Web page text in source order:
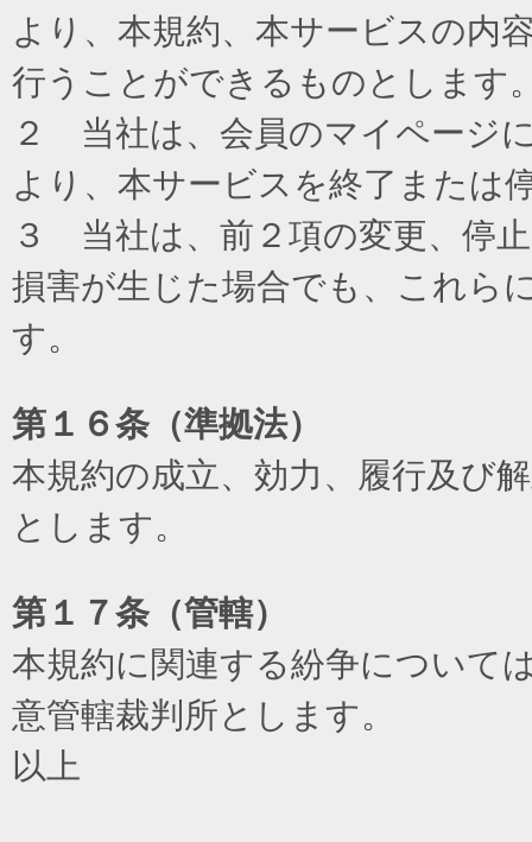
より、本規約、本サービスの内
行うことができるものとします
２ 当社は、会員のマイページ
より、本サービスを終了または
３ 当社は、前２項の変更、停
損害が生じた場合でも、これら
す。
第１６条（準拠法）
本規約の成立、効力、履行及び
とします。
第１７条（管轄）
本規約に関連する紛争について
意管轄裁判所とします。
以上